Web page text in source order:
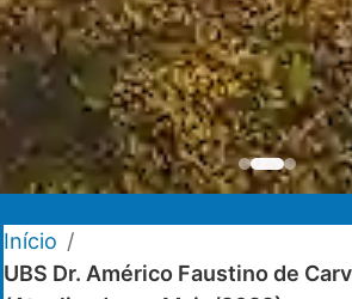
Início /
UBS Dr. Américo Faustino de